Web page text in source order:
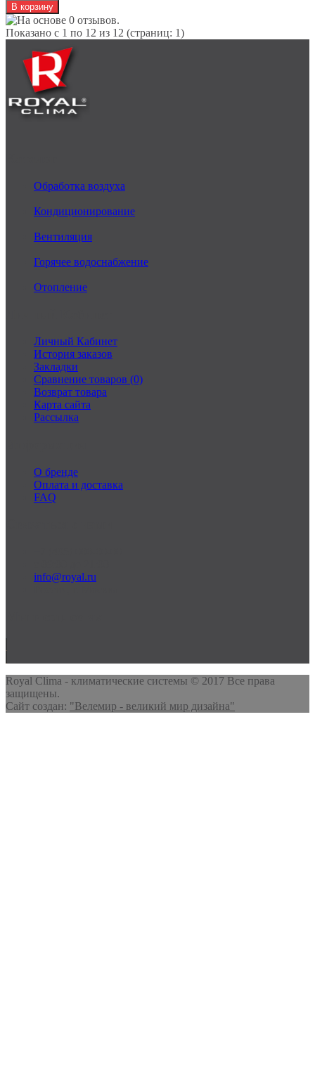
Показано с 1 по 12 из 12 (страниц: 1)
Обработка воздуха
Кондиционирование
Вентиляция
Горячее водоснабжение
Отопление
Личный Кабинет
История заказов
Закладки
Сравнение товаров (0)
Возврат товара
Карта сайта
Рассылка
О бренде
Оплата и доставка
FAQ
info@royal.ru
Royal Clima - климатические системы © 2017 Все права
защищены.
Сайт создан: "Велемир - великий мир дизайна"